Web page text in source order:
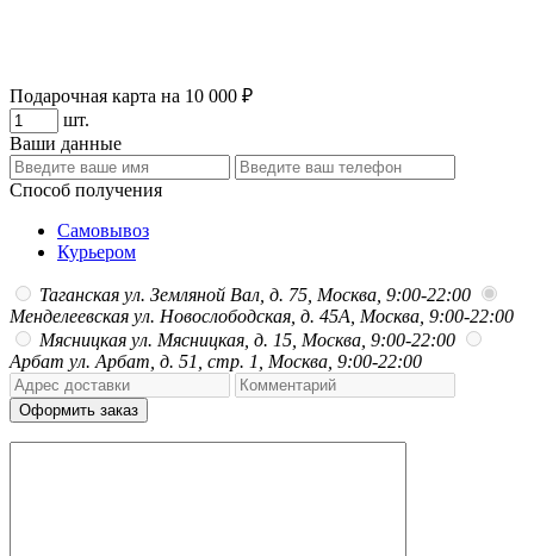
Подарочная карта на 10 000 ₽
шт.
Ваши данные
Способ получения
Самовывоз
Курьером
Таганская ул. Земляной Вал, д. 75, Москва, 9:00-22:00
Менделеевская ул. Новослободская, д. 45А, Москва, 9:00-22:00
Мясницкая ул. Мясницкая, д. 15, Москва, 9:00-22:00
Арбат ул. Арбат, д. 51, стр. 1, Москва, 9:00-22:00
Оформить заказ